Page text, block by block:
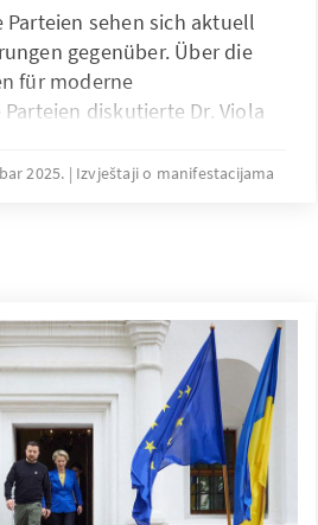
sehen sich aktuell
gegenüber. Über die
für moderne
diskutierte Dr. Viola
Freistaats Thüringen,
2025. Izvještaji o manifestacijama